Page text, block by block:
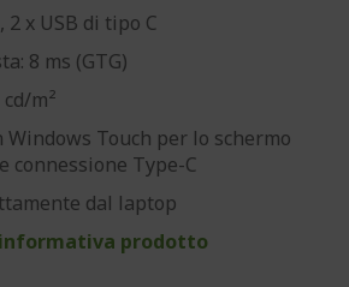
x USB di tipo C
8 ms (GTG)
m²
Windows Touch per lo schermo
Type-C
dal laptop
informativa prodotto